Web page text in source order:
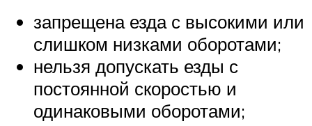
запрещена езда с высокими или
слишком низками оборотами;
нельзя допускать езды с
постоянной скоростью и
одинаковыми оборотами;